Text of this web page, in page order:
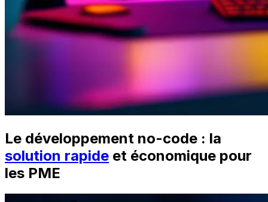
Le développement no-code : la
solution rapide et économique pour
les PME